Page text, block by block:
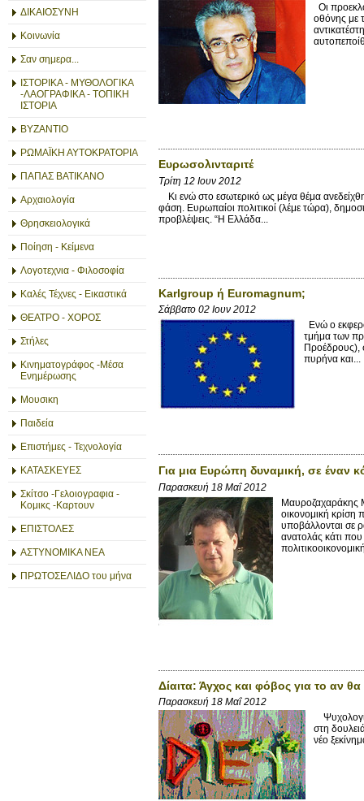
ΔΙΚΑΙΟΣΥΝΗ
Κοινωνία
Σαν σημερα...
ΙΣΤΟΡΙΚΑ - ΜΥΘΟΛΟΓΙΚΑ
-ΛΑΟΓΡΑΦΙΚΑ - ΤΟΠΙΚΗ
ΙΣΤΟΡΙΑ
ΒΥΖΑΝΤΙΟ
ΡΩΜΑΪΚΗ ΑΥΤΟΚΡΑΤΟΡΙΑ
ΠΑΠΑΣ ΒΑΤΙΚΑΝΟ
Αρχαιολογία
Θρησκειολογικά
Ποίηση - Κείμενα
Λογοτεχνια - Φιλοσοφία
Καλές Τέχνες - Εικαστικά
ΘΕΑΤΡΟ - ΧΟΡΟΣ
Στήλες
Κινηματογράφος -Μέσα
Ενημέρωσης
Μουσικη
Παιδεία
Επιστήμες - Τεχνολογία
ΚΑΤΑΣΚΕΥΕΣ
Σκίτσο -Γελοιογραφια -
Κομικς -Καρτουν
ΕΠΙΣΤΟΛΕΣ
ΑΣΤΥΝΟΜΙΚΑ ΝΕΑ
ΠΡΩΤΟΣΕΛΙΔΟ του μήνα
Οι
οθόνης με
Ευρωσολινταριτέ
Τρίτη 12 Ιουν 2012
Κι ενώ στο εσωτερικό ως μέγα θέμα
φάση. Ευρωπαίοι πολιτικοί (λέμε τώρα),
προβλέψεις. “Η Ελλάδα...
Karlgroup ή Euromagnum;
Σάββατο 02 Ιουν 2012
Ενώ ο
τμήμα των
Προέδρους),
πυρήνα και...
Για μια Ευρώπη δυναμική, σε έναν
Παρασκευή 18 Μαΐ 2012
Μαυροζαχαράκης
οικονομική κρίση
υποβάλλονται σε
ανατολάς κάτι
Δίαιτα: Άγχος και φόβος για το αν θα
Παρασκευή 18 Μαΐ 2012
στη
νέο